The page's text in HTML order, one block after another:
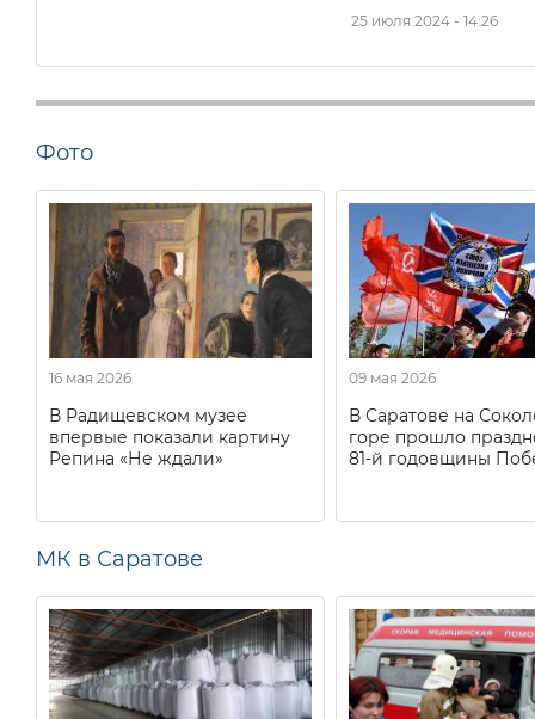
25 июля 2024 - 14:26
Фото
16 мая 2026
В Радищевском музее
впервые показали картину
Репина «Не ждали»
09 мая 2026
В Саратове на
горе прошло
81-й годовщины
МК в Саратове